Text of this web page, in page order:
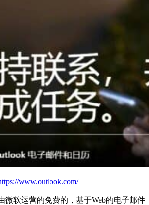
www.outlook.com/
微软运营的免费的，基于Web的电子邮件